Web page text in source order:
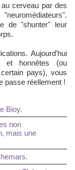
cerveau par des
de "shunter" leur
Aujourd'hui
et honnêtes (ou
pays), vous
passe réellement !
Bioy.
non
mais une